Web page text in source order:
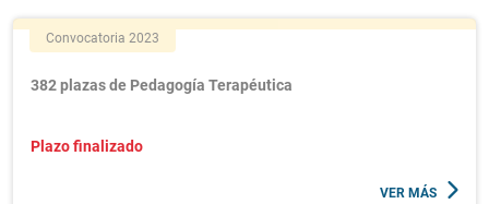
Convocatoria 2023
382 plazas de Pedagogía Terapéutica
Plazo finalizado
VER MÁS